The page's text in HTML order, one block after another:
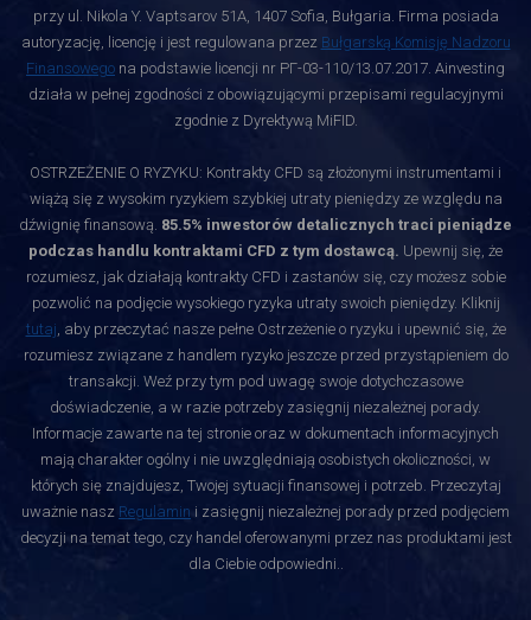
przy ul. Nikola Y. Vaptsarov 51A, 1407 Sofia, Bułgaria. Firma posiada
autoryzację, licencję i jest regulowana przez Bułgarską Komisję Nadzoru
Finansowego na podstawie licencji nr РГ-03-110/13.07.2017. Ainvesting
działa w pełnej zgodności z obowiązującymi przepisami regulacyjnymi
zgodnie z Dyrektywą MiFID.
OSTRZEŻENIE O RYZYKU: Kontrakty CFD są złożonymi instrumentami i
wiążą się z wysokim ryzykiem szybkiej utraty pieniędzy ze względu na
dźwignię finansową. 85.5% inwestorów detalicznych traci pieniądze
podczas handlu kontraktami CFD z tym dostawcą. Upewnij się, że
rozumiesz, jak działają kontrakty CFD i zastanów się, czy możesz sobie
pozwolić na podjęcie wysokiego ryzyka utraty swoich pieniędzy. Kliknij
tutaj, aby przeczytać nasze pełne Ostrzeżenie o ryzyku i upewnić się, że
rozumiesz związane z handlem ryzyko jeszcze przed przystąpieniem do
transakcji. Weź przy tym pod uwagę swoje dotychczasowe
doświadczenie, a w razie potrzeby zasięgnij niezależnej porady.
Informacje zawarte na tej stronie oraz w dokumentach informacyjnych
mają charakter ogólny i nie uwzględniają osobistych okoliczności, w
których się znajdujesz, Twojej sytuacji finansowej i potrzeb. Przeczytaj
uważnie nasz Regulamin i zasięgnij niezależnej porady przed podjęciem
decyzji na temat tego, czy handel oferowanymi przez nas produktami jest
dla Ciebie odpowiedni..